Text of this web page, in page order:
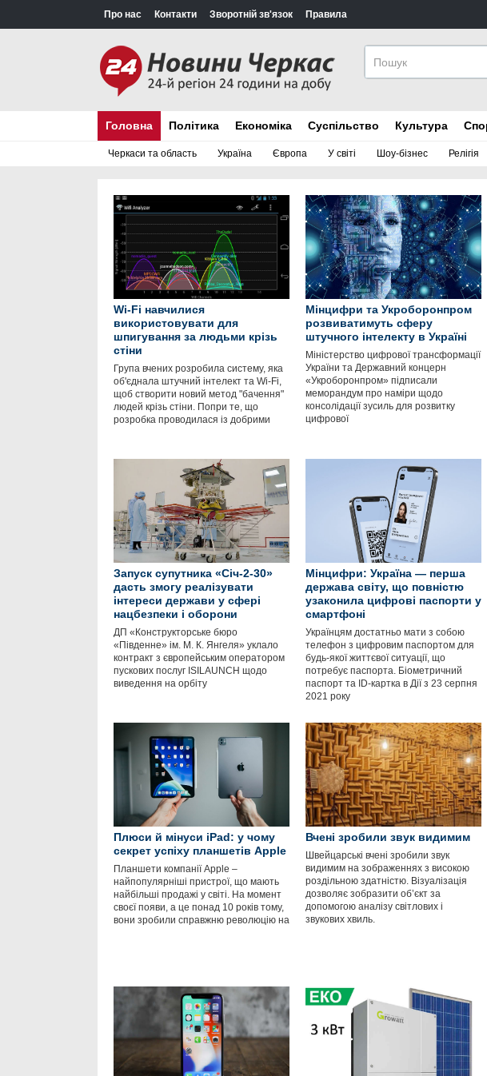
Про нас Контакти Зворотній зв'язок Правила
Головна
Черкаси та область Україна Європа У світі Шоу-бізнес Релігія
Політика Економіка Суспільство Культура
Wi-Fi навчилися
використовувати для
шпигування за людьми крізь
стіни
Група вчених розробила систему, яка
об'єднала штучний інтелект та Wi-Fi,
щоб створити новий метод "бачення"
людей крізь стіни. Попри те, що
розробка проводилася із добрими
Мінцифри та Укроборонпром
розвиватимуть сферу
штучного інтелекту в Україні
Міністерство цифрової трансформації
України та Державний концерн
«Укроборонпром» підписали
меморандум про наміри щодо
консолідації зусиль для розвитку
цифрової
Запуск супутника «Січ-2-30»
дасть змогу реалізувати
інтереси держави у сфері
нацбезпеки і оборони
ДП «Конструкторське бюро
«Південне» ім. М. К. Янгеля» уклало
контракт з європейським оператором
пускових послуг ISILAUNCH щодо
виведення на орбіту
Мінцифри: Україна — перша
держава світу, що повністю
узаконила цифрові паспорти у
смартфоні
Українцям достатньо мати з собою
телефон з цифровим паспортом для
будь-якої життєвої ситуації, що
потребує паспорта. Біометричний
паспорт та ID-картка в Дії з 23 серпня
2021 року
Плюси й мінуси iPad: у чому
секрет успіху планшетів Apple
Планшети компанії Apple –
найпопулярніші пристрої, що мають
найбільші продажі у світі. На момент
своєї появи, а це понад 10 років тому,
вони зробили справжню революцію на
Вчені зробили звук видимим
Швейцарські вчені зробили звук
видимим на зображеннях з високою
роздільною здатністю. Візуалізація
дозволяє зобразити об’єкт за
допомогою аналізу світлових і
звукових хвиль.